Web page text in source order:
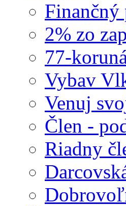
Finančný
2% zo
77-
Vybav
Venuj
Člen -
Riadny